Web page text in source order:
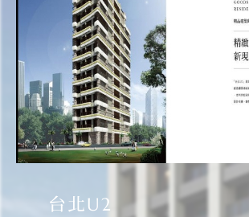
專業團隊
最新推案
都更進度
台北U2